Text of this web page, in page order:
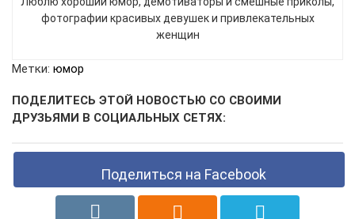
фотографии красивых девушек и привлекательных
женщин
Метки: юмор
ПОДЕЛИТЕСЬ ЭТОЙ НОВОСТЬЮ СО СВОИМИ
ДРУЗЬЯМИ В СОЦИАЛЬНЫХ СЕТЯХ:
Поделиться на Facebook